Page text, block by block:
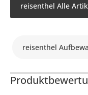
reisenthel Alle
reisenthel